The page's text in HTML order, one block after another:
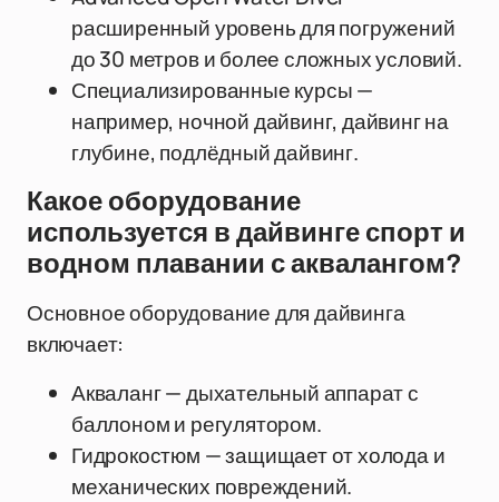
расширенный уровень для погружений
до 30 метров и более сложных условий.
Специализированные курсы —
например, ночной дайвинг, дайвинг на
глубине, подлёдный дайвинг.
Какое оборудование
используется в дайвинге спорт и
водном плавании с аквалангом?
Основное оборудование для дайвинга
включает:
Акваланг — дыхательный аппарат с
баллоном и регулятором.
Гидрокостюм — защищает от холода и
механических повреждений.